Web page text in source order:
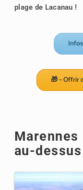
plage de Lacanau !
🎁 – Offrir
au-dessus